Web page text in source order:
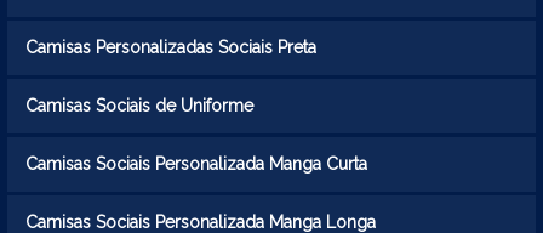
Camisas Personalizadas Sociais Preta
Camisas Sociais de Uniforme
Camisas Sociais Personalizada Manga Curta
Camisas Sociais Personalizada Manga Longa